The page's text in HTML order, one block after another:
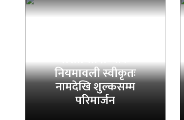
संशोधित तथ्यांक
नियमावली स्वीकृतः
नामदेखि शुल्कसम्म
परिमार्जन